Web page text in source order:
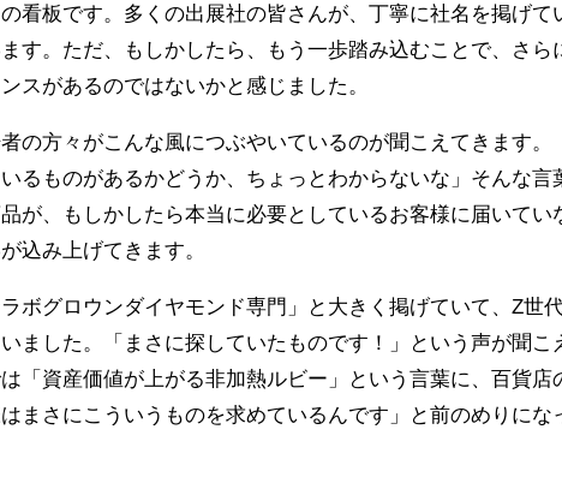
看板です。多くの出展社の皆さんが、丁寧に社名を掲げて
す。ただ、もしかしたら、もう一歩踏み込むことで、さら
スがあるのではないかと感じました。
の方々がこんな風につぶやいているのが聞こえてきます。
るものがあるかどうか、ちょっとわからないな」そんな言
が、もしかしたら本当に必要としているお客様に届いてい
込み上げてきます。
ボグロウンダイヤモンド専門」と大きく掲げていて、Z世
ました。「まさに探していたものです！」という声が聞こ
「資産価値が上がる非加熱ルビー」という言葉に、百貨店
まさにこういうものを求めているんです」と前のめりにな